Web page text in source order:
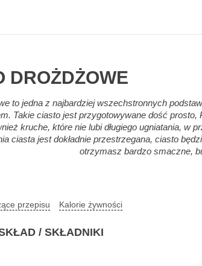
DROŻDŻOWE
to jedna z najbardziej wszechstronnych
Takie ciasto jest przygotowywane dość prosto,
kruche, które nie lubi długiego ugniatania, w
ciasta jest dokładnie przestrzegana, ciasto
otrzymasz bardzo smaczne,
przepisu Kalorie żywności
/ SKŁADNIKI